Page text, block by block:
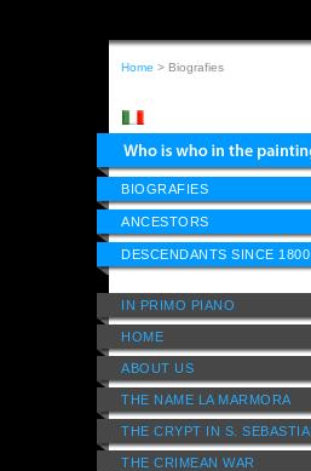
Home > Biografies
BIOGRAFIES
ANCESTORS
DESCENDANTS SINCE 1800
IN PRIMO PIANO
HOME
ABOUT US
THE NAME LA MARMORA
THE CRYPT IN S.
THE CRIMEAN WAR